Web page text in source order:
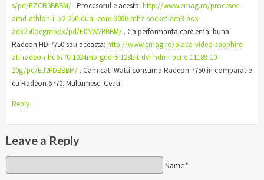
s/pd/EZCR3BBBM/ . Procesorul e acesta: http://www.emag.ro/procesor-
amd-athlon-ii-x2-250-dual-core-3000-mhz-socket-am3-box-
adx250ocgmbox/pd/E0NW2BBBM/ . Ca performanta care emai buna
Radeon HD 7750 sau aceasta: http://www.emag.ro/placa-video-sapphire-
ati-radeon-hd6770-1024mb-gddr5-128bit-dvi-hdmi-pci-e-11189-10-
20g/pd/EJ2FDBBBM/ . Cam cati Watti consuma Radeon 7750 in comparatie
cu Radeon 6770. Multumesc. Ceau.
Reply
Leave a Reply
Name*